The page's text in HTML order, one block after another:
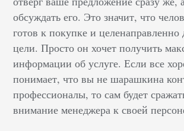
обсуждать его. Это значит, что
готов к покупке и целенаправленно
цели. Просто он хочет получить
информации об услуге. Если все
понимает, что вы не шарашкина
профессионалы, то сам будет
внимание менеджера к своей